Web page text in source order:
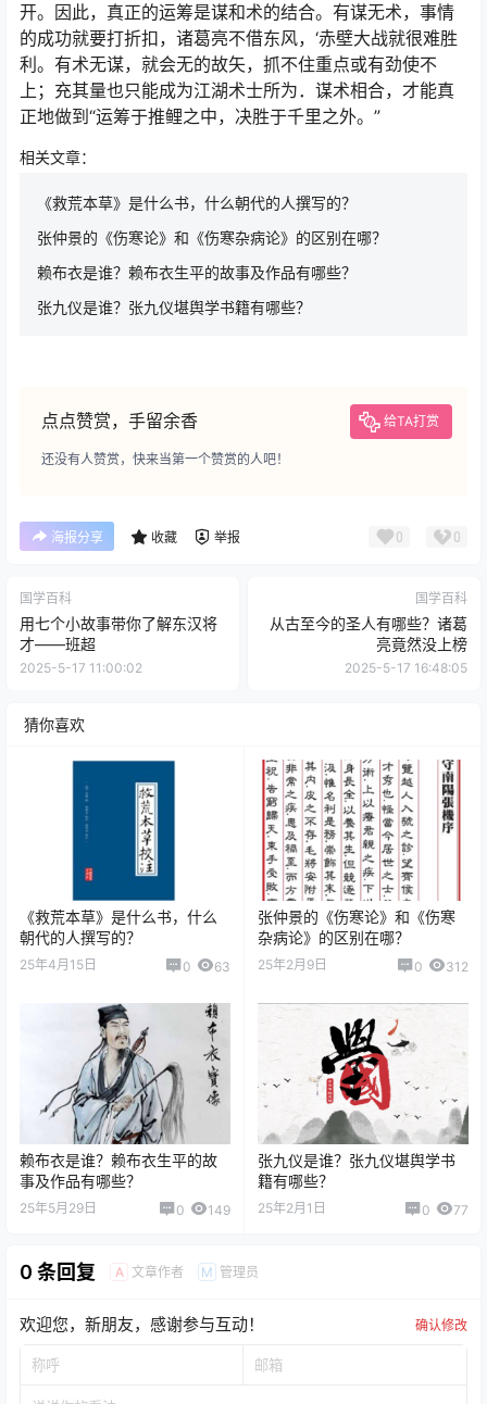
开。因此，真正的运筹是谋和术的结合。有谋无术，事情
的成功就要打折扣，诸葛亮不借东风，‘赤壁大战就很难胜
利。有术无谋，就会无的故矢，抓不住重点或有劲使不
上；充其量也只能成为江湖术士所为．谋术相合，才能真
正地做到“运筹于推鲤之中，决胜于千里之外。”
相关文章：
《救荒本草》是什么书，什么朝代的人撰写的？
张仲景的《伤寒论》和《伤寒杂病论》的区别在哪？
赖布衣是谁？赖布衣生平的故事及作品有哪些？
张九仪是谁？张九仪堪舆学书籍有哪些？
点点赞赏，手留余香 给TA打赏
还没有人赞赏，快来当第一个赞赏的人吧！
海报分享 收藏 举报 0 0
国学百科
用七个小故事带你了解东汉将
才——班超
2025-5-17 11:00:02
国学百科
从古至今的圣人有哪些？诸葛
亮竟然没上榜
2025-5-17 16:48:05
猜你喜欢
《救荒本草》是什么书，什么
朝代的人撰写的？
25年4月15日 0 63
张仲景的《伤寒论》和《伤寒
杂病论》的区别在哪？
25年2月9日 0 312
赖布衣是谁？赖布衣生平的故
事及作品有哪些？
25年5月29日 0 149
张九仪是谁？张九仪堪舆学书
籍有哪些？
25年2月1日 0 77
0 条回复 A 文章作者 M 管理员
欢迎您，新朋友，感谢参与互动！ 确认修改